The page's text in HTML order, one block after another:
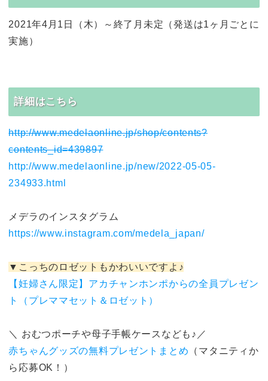
2021年4月1日（木）～終了月未定（発送は1ヶ月ごとに
実施）
詳細はこちら
http://www.medelaonline.jp/shop/contents?
contents_id=439897
http://www.medelaonline.jp/new/2022-05-05-
234933.html
メデラのインスタグラム
https://www.instagram.com/medela_japan/
▼こっちのロゼットもかわいいですよ♪
【妊婦さん限定】アカチャンホンポからの全員プレゼン
ト（プレママセット＆ロゼット）
＼ おむつポーチや母子手帳ケースなども♪／
赤ちゃんグッズの無料プレゼントまとめ （マタニティか
ら応募OK！）